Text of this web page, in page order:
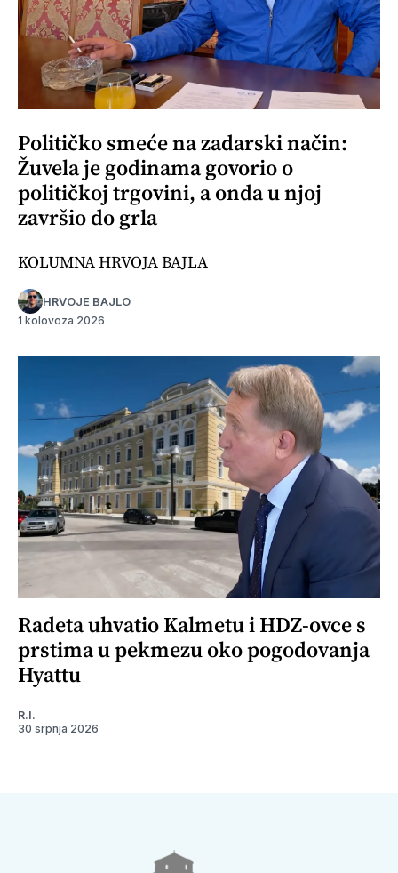
Političko smeće na zadarski način:
Žuvela je godinama govorio o
političkoj trgovini, a onda u njoj
završio do grla
KOLUMNA HRVOJA BAJLA
HRVOJE BAJLO
1 kolovoza 2026
Radeta uhvatio Kalmetu i HDZ-ovce s
prstima u pekmezu oko pogodovanja
Hyattu
R.I.
30 srpnja 2026